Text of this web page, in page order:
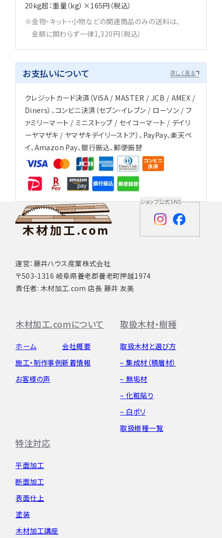
20kg超：重量（kg）×165円（税込）
金物・キット・小物などの関連商品のみの送料は、
金額に関わらず一律1,320円（税込）
お支払いについて 詳しく見る
クレジットカード決済（VISA / MASTER / JCB / AMEX /
Diners）、コンビニ決済（セブン-イレブン / ローソン / フ
ァミリーマート / ミニストップ / セイコーマート / デイリ
ーヤマザキ / ヤマザキデイリーストア）、PayPay、楽天ペ
イ、Amazon Pay、銀行振込、郵便振替
運営：藤井ハウス産業株式会社
〒503-1316 岐阜県養老郡養老町押越1974
責任者: 木材加工.com 店長 藤井 友美
ショップ公式SNS
木材加工.comについて
ホーム
施工・制作事例
お客様の声
会社概要
新着情報
取扱木材・樹種
取扱木材と選び方
– 集成材（積層材）
– 無垢材
– 化粧貼り
– 白ポリ
取扱樹種一覧
特注対応
平面加工
断面加工
表面仕上
塗装
木材加工講座